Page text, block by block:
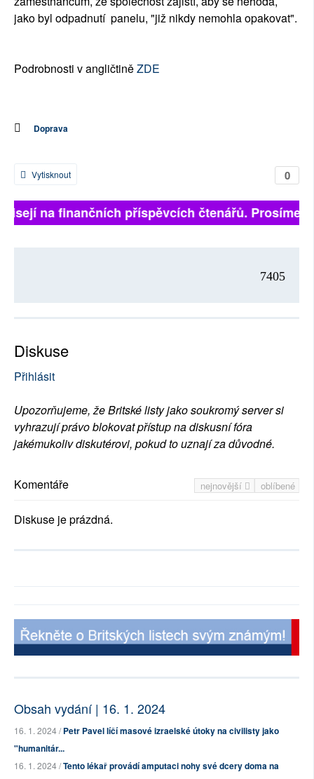
jako byl odpadnutí panelu, "již nikdy nemohla opakovat".
Podrobnosti v angličtiněZDE
Doprava
0
Vytisknout
na finančních příspěvcích čtenářů. Prosíme,
7405
Diskuse
Přihlásit
Upozorňujeme, že Britské listy jako soukromý server si
vyhrazují právo blokovat přístup na diskusní fóra
jakémukoliv diskutérovi, pokud to uznají za důvodné.
nejnovější oblíbené
Komentáře
Diskuse je prázdná.
Obsah vydání | 16. 1. 2024
16. 1. 2024 /Petr Pavel líčí masové izraelské útoky na civilisty jako
"humanitár...
16. 1. 2024 /Tento lékař provádí amputaci nohy své dcery doma na